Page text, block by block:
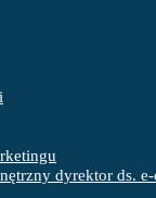
dyrektor ds.